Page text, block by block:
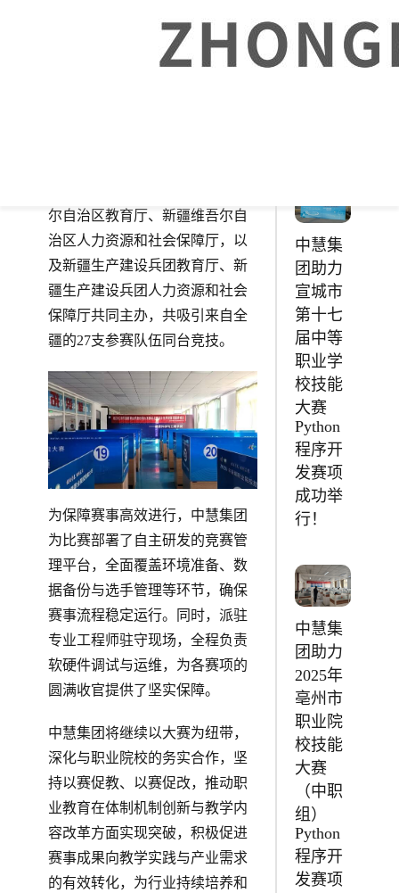
尔自治区教育厅、新疆维吾尔自
治区人力资源和社会保障厅，以
及新疆生产建设兵团教育厅、新
疆生产建设兵团人力资源和社会
保障厅共同主办，共吸引来自全
疆的27支参赛队伍同台竞技。
为保障赛事高效进行，中慧集团
为比赛部署了自主研发的竞赛管
理平台，全面覆盖环境准备、数
据备份与选手管理等环节，确保
赛事流程稳定运行。同时，派驻
专业工程师驻守现场，全程负责
软硬件调试与运维，为各赛项的
圆满收官提供了坚实保障。
中慧集团将继续以大赛为纽带，
深化与职业院校的务实合作，坚
持以赛促教、以赛促改，推动职
业教育在体制机制创新与教学内
容改革方面实现突破，积极促进
赛事成果向教学实践与产业需求
的有效转化，为行业持续培养和
赛
Python
中慧集
团助力
宣城市
第十七
届中等
职业学
校技能
大赛
Python
程序开
发赛项
成功举
行！
中慧集
团助力
2025年
亳州市
职业院
校技能
大赛
（中职
组）
Python
程序开
发赛项